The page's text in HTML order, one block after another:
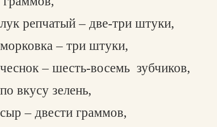
лук репчатый – две-три штуки,
морковка – три штуки,
чеснок – шесть-восемь зубчиков,
по вкусу зелень,
сыр – двести граммов,